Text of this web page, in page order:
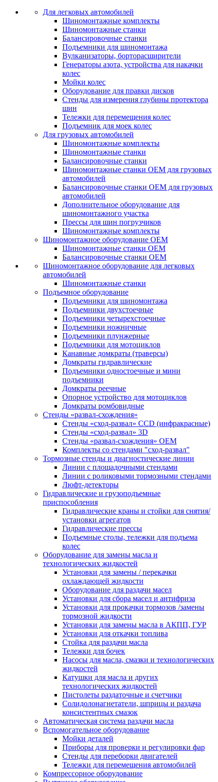
Для легковых автомобилей
Шиномонтажные комплекты
Шиномонтажные станки
Балансировочные станки
Подъемники для шиномонтажа
Вулканизаторы, борторасширители
Генераторы азота, устройства для накачки
колес
Мойки колес
Оборудование для правки дисков
Стенды для измерения глубины протектора
шин
Тележки для перемещения колес
Подъемник для моек колеc
Для грузовых автомобилей
Шиномонтажные комплекты
Шиномонтажные станки
Балансировочные станки
Шиномонтажные станки ОЕМ для грузовых
автомобилей
Балансировочные станки ОЕМ для грузовых
автомобилей
Дополнительное оборудование для
шиномонтажного участка
Прессы для шин погрузчиков
Шиномонтажные комплекты
Шиномонтажное оборудование ОЕМ
Шиномонтажные станки ОЕМ
Балансировочные станки ОЕМ
Шиномонтажное оборудование для легковых
автомобилей
Шиномонтажные станки
Подъемное оборудование
Подъемники для шиномонтажа
Подъемники двухстоечные
Подъемники четырехстоечные
Подъемники ножничные
Подъемники плунжерные
Подъемники для мотоциклов
Канавные домкраты (траверсы)
Домкраты гидравлические
Подъемники одностоечные и мини
подъемники
Домкраты реечные
Опорное устройство для мотоциклов
Домкраты ромбовидные
Стенды «развал-схождения»
Стенды «сход-развал» CCD (инфракрасные)
Стенды «сход-развал» 3D
Стенды «развал-схождения» ОЕМ
Комплекты со стендами "сход-развал"
Тормозные стенды и диагностические линии
Линии с площадочными стендами
Линии с роликовыми тормозными стендами
Люфт-детекторы
Гидравлические и грузоподъемные
приспособления
Гидравлические краны и стойки для снятия/
установки агрегатов
Гидравлические прессы
Подъемные столы, тележки для подъема
колес
Оборудование для замены масла и
технологических жидкостей
Установки для замены / перекачки
охлаждающей жидкости
Оборудование для раздачи масел
Установки для сбора масел и антифриза
Установки для прокачки тормозов /замены
тормозной жидкости
Установки для замены масла в АКПП, ГУР
Установки для откачки топлива
Стойка для раздачи масла
Тележки для бочек
Насосы для масла, смазки и технологических
жидкостей
Катушки для масла и других
технологических жидкостей
Пистолеты раздаточные и счетчики
Солидолонагнетатели, шприцы и раздача
консистентных смазок
Автоматическая система раздачи масла
Вспомогательное оборудование
Мойки деталей
Приборы для проверки и регулировки фар
Стенды для переборки двигателей
Тележки для перемещения автомобилей
Компрессорное оборудование